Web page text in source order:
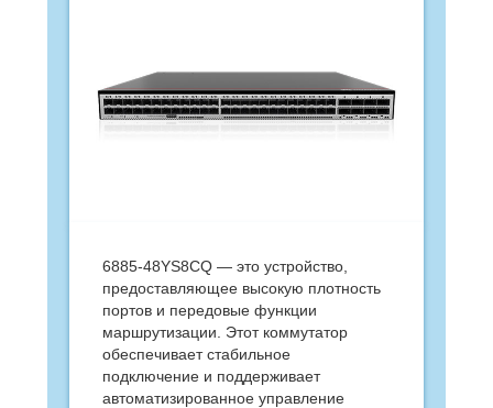
6885-48YS8CQ — это устройство,
предоставляющее высокую плотность
портов и передовые функции
маршрутизации. Этот коммутатор
обеспечивает стабильное
подключение и поддерживает
автоматизированное управление